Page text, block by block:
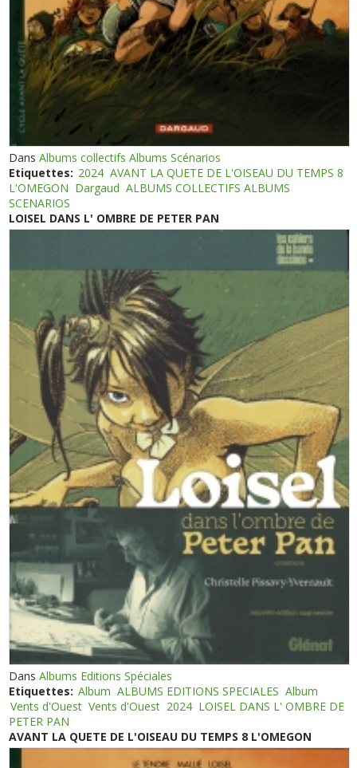
DansAlbums collectifs Albums Scénarios
Etiquettes: 2024 AVANT LA QUETE DE L'OISEAU DU TEMPS 8
L'OMEGON Dargaud ALBUMS COLLECTIFS ALBUMS
SCENARIOS
LOISEL DANS L' OMBRE DE PETER PAN
DansAlbums Editions Spéciales
Etiquettes: Album ALBUMS EDITIONS SPECIALES Album
Vents d'Ouest Vents d'Ouest 2024 LOISEL DANS L' OMBRE DE
PETER PAN
AVANT LA QUETE DE L'OISEAU DU TEMPS 8 L'OMEGON